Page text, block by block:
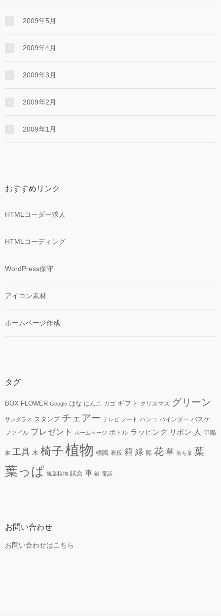
2009年5月
2009年4月
2009年3月
2009年2月
2009年1月
おすすめリンク
HTMLコーダー求人
HTMLコーディング
WordPress保守
アイコン素材
ホームページ作成
タグ
BOX FLOWER Google はな はんこ カゴ ギフト クリスマス グリーン
サングラス スタンプ チェアー テレビ ノート ハンコ バインダー バスケ
ファイル プレゼント ホームページ ボトル ラッピング リボン 人 印鑑
家 工具 木 椅子植物 標識 看板 箱 緑 船 花 草 落ち葉 葉
葉っぱ 観葉植物 試合 車 鍵 電話
お問い合わせ
お問い合わせはこちら